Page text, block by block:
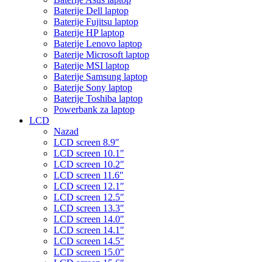
Baterije Dell laptop
Baterije Fujitsu laptop
Baterije HP laptop
Baterije Lenovo laptop
Baterije Microsoft laptop
Baterije MSI laptop
Baterije Samsung laptop
Baterije Sony laptop
Baterije Toshiba laptop
Powerbank za laptop
LCD
Nazad
LCD screen 8.9″
LCD screen 10.1″
LCD screen 10.2″
LCD screen 11.6″
LCD screen 12.1″
LCD screen 12.5″
LCD screen 13.3″
LCD screen 14.0″
LCD screen 14.1″
LCD screen 14.5″
LCD screen 15.0″